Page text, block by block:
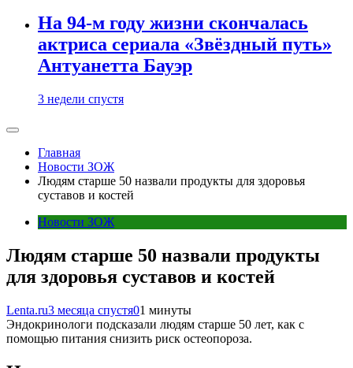
На 94-м году жизни скончалась
актриса сериала «Звёздный путь»
Антуанетта Бауэр
3 недели спустя
Главная
Новости ЗОЖ
Людям старше 50 назвали продукты для здоровья
суставов и костей
Новости ЗОЖ
Людям старше 50 назвали продукты
для здоровья суставов и костей
Lenta.ru3 месяца спустя01 минуты
Эндокринологи подсказали людям старше 50 лет, как с
помощью питания снизить риск остеопороза.